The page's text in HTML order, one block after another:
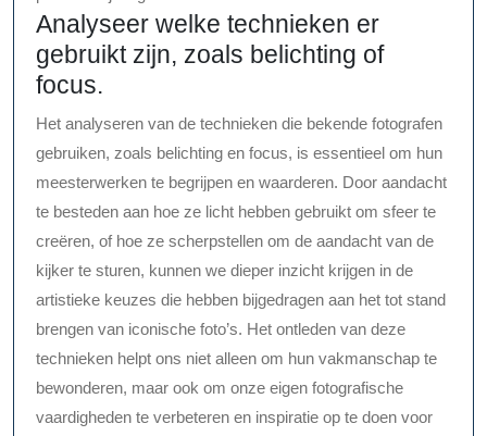
Analyseer welke technieken er
gebruikt zijn, zoals belichting of
focus.
Het analyseren van de technieken die bekende fotografen
gebruiken, zoals belichting en focus, is essentieel om hun
meesterwerken te begrijpen en waarderen. Door aandacht
te besteden aan hoe ze licht hebben gebruikt om sfeer te
creëren, of hoe ze scherpstellen om de aandacht van de
kijker te sturen, kunnen we dieper inzicht krijgen in de
artistieke keuzes die hebben bijgedragen aan het tot stand
brengen van iconische foto’s. Het ontleden van deze
technieken helpt ons niet alleen om hun vakmanschap te
bewonderen, maar ook om onze eigen fotografische
vaardigheden te verbeteren en inspiratie op te doen voor